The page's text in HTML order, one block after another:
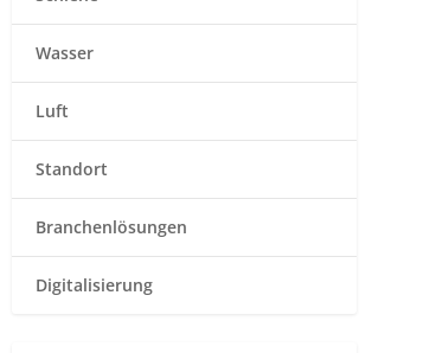
Wasser
Luft
Standort
Branchenlösungen
Digitalisierung